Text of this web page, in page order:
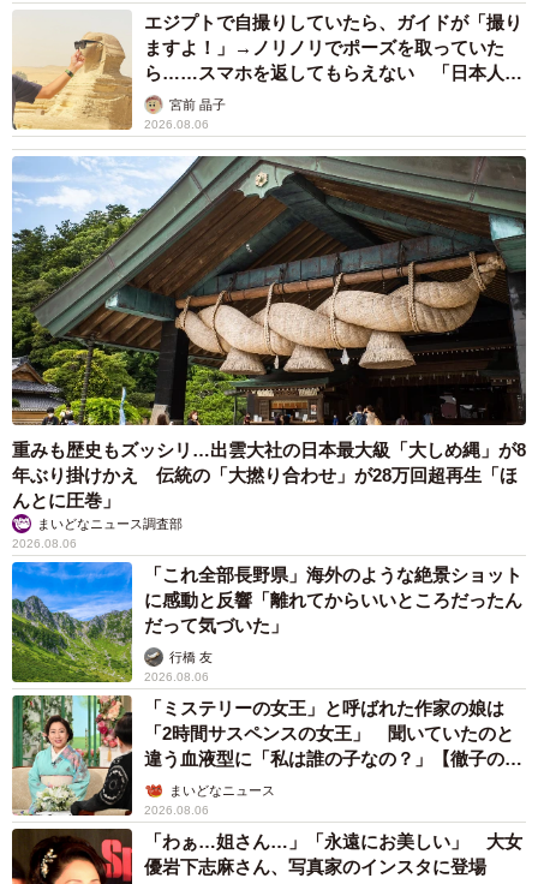
エジプトで自撮りしていたら、ガイドが「撮り
ますよ！」→ノリノリでポーズを取っていた
ら……スマホを返してもらえない 「日本人は
カモ代表かも」「私は6時間で3万円払った」
宮前 晶子
2026.08.06
重みも歴史もズッシリ…出雲大社の日本最大級「大しめ縄」が8
年ぶり掛けかえ 伝統の「大撚り合わせ」が28万回超再生「ほ
んとに圧巻」
まいどなニュース調査部
2026.08.06
「これ全部長野県」海外のような絶景ショット
に感動と反響「離れてからいいところだったん
だって気づいた」
行橋 友
2026.08.06
「ミステリーの女王」と呼ばれた作家の娘は
「2時間サスペンスの女王」 聞いていたのと
違う血液型に「私は誰の子なの？」【徹子の部
屋】まいどなニュース
2026.08.06
「わぁ…姐さん…」「永遠にお美しい」 大女
優岩下志麻さん、写真家のインスタに登場